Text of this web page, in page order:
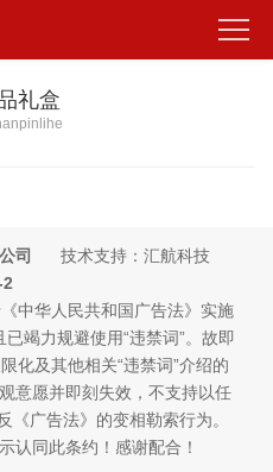
礼盒
司
技术支持：汇航科技
2
中华人民共和国广告法》实施
竭力规避使用“违禁词”。故即
化及其他相关“违禁词”介绍的
意愿并即刻失效，不支持以任
《广告法》的变相勒索行为。
认同此条约！感谢配合！